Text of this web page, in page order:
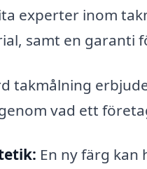
experter inom
samt en garanti
takmålning
vad ett
En ny färg